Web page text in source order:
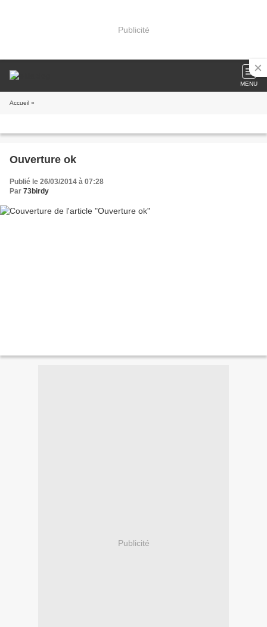
Publicité
MENU
Accueil »
Ouverture ok
Publié le 26/03/2014 à 07:28
Par 73birdy
Publicité